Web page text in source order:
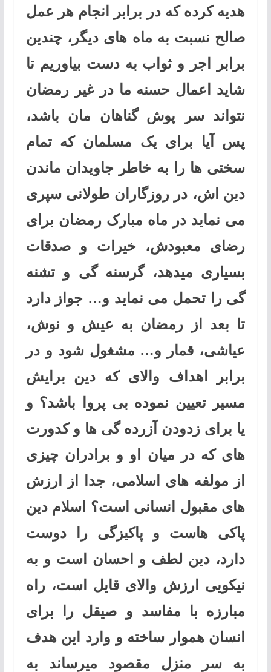
هدیه کرده که در برابر انجام هر عمل
صالح نسبت به ماه های دیگر، چندین
برابر اجر و ثواب به دست بیاوریم تا
شاید اعمال حسنه ما در غیر رمضان
نتواند سر پوش گناهان مان باشد،
پس آیا برای یک مسلمان که تمام
سختی ها را به خاطر جاویدان ماندن
دین اش، در روزگاران طولانی سپری
می نماید در ماه مبارک رمضان برای
رضای معبودش، خیرات و صدقات
بسیاری میدهد، گرسنه گی و تشنه
گی را تحمل می نماید و… جواز دارد
تا بعد از رمضان به عیش و نوش،
عیاشی، قمار و… مشغول شود و در
برابر اهداف والای که دین برایش
مسیر تعیین نموده بی پروا باشد؟ و
یا برای زدودن آزرده گی ها و کدورت
های که در میان او و برادران چیزی
از مولفه های اسلامی، جدا از ارزش
های مقبول انسانی است؟ اسلام دین
پاکی هاست و پاکیزگی را دوست
دارد، دین لطف و احسان است و به
نیکویی ارزش والای قایل است، راه
مبارزه با مفاسد و صیقل را برای
انسان هموار ساخته و وارد این هدف
به سر منزل مقصود میرساند به